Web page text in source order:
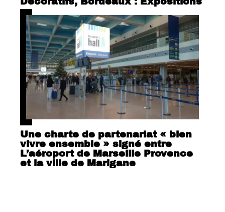
Une charte de partenariat « bien
vivre ensemble » signé entre
L’aéroport de Marseille Provence
et la ville de Marigane